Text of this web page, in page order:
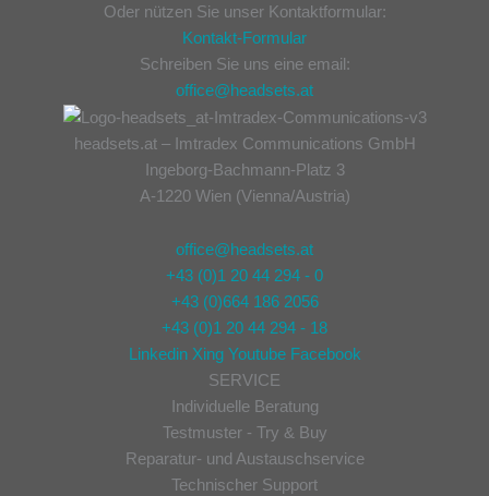
Oder nützen Sie unser Kontaktformular:
Kontakt-Formular
Schreiben Sie uns eine email:
office@headsets.at
headsets.at – Imtradex Communications GmbH
Ingeborg-Bachmann-Platz 3
A-1220 Wien (Vienna/Austria)
office@headsets.at
+43 (0)1 20 44 294 - 0
+43 (0)664 186 2056
+43 (0)1 20 44 294 - 18
Linkedin Xing Youtube Facebook
SERVICE
Individuelle Beratung
Testmuster - Try & Buy
Reparatur- und Austauschservice
Technischer Support